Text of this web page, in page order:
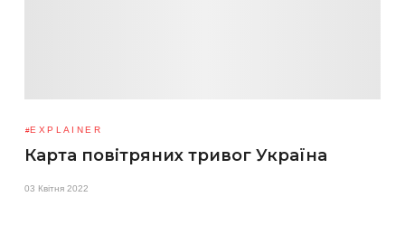
EXPLAINER
Карта повітряних тривог Україна
03 Квітня 2022